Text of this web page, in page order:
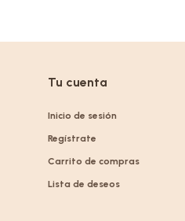
Tu cuenta
Inicio de sesión
Regístrate
Carrito de compras
Lista de deseos